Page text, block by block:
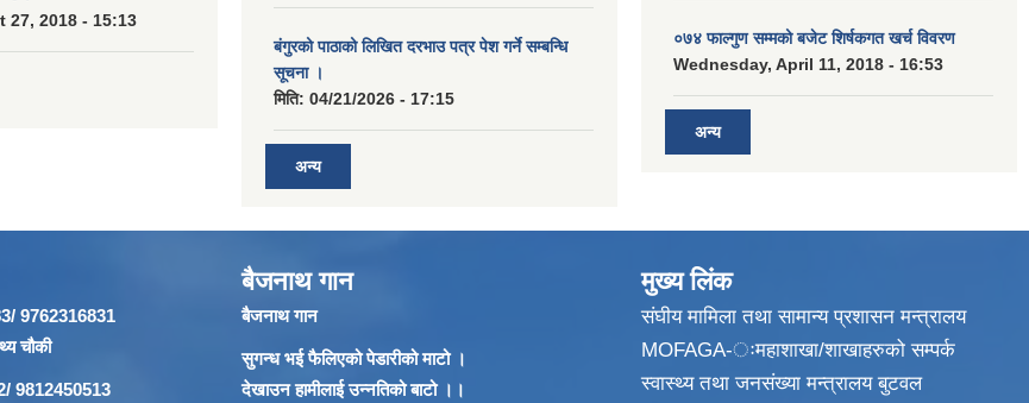
27, 2018 - 15:13
बंगुरको पाठाको लिखित दरभाउ पत्र पेश गर्ने सम्बन्धि
सूचना ।
मिति: 04/21/2026 - 17:15
अन्य
०७४ फाल्गुण सम्मको बजेट शिर्षकगत खर्च विवरण
Wednesday, April 11, 2018 - 16:53
अन्य
9762316831
चौकी
9812450513
बैजनाथ गान
बैजनाथ गान
सुगन्ध भई फैलिएको पेडारीको माटो ।
देखाउन हामीलाई उन्नतिको बाटो ।।
मुख्य लिंक
संघीय मामिला तथा सामान्य प्रशासन मन्त्रालय
MOFAGA-ःमहाशाखा/शाखाहरुको सम्पर्क
स्वास्थ्य तथा जनसंख्या मन्त्रालय बुटवल